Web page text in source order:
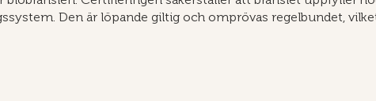
Den är löpande giltig och omprövas regelbundet,